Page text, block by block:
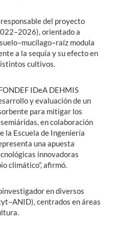
del proyecto
orientado a
modula
a la sequía y su efecto en
cultivos.
IDeA DEHMIS
y evaluación de un
para mitigar los
en colaboración
la Escuela de Ingeniería
una apuesta
innovadoras
climático”, afirmó.
en diversos
centrados en áreas